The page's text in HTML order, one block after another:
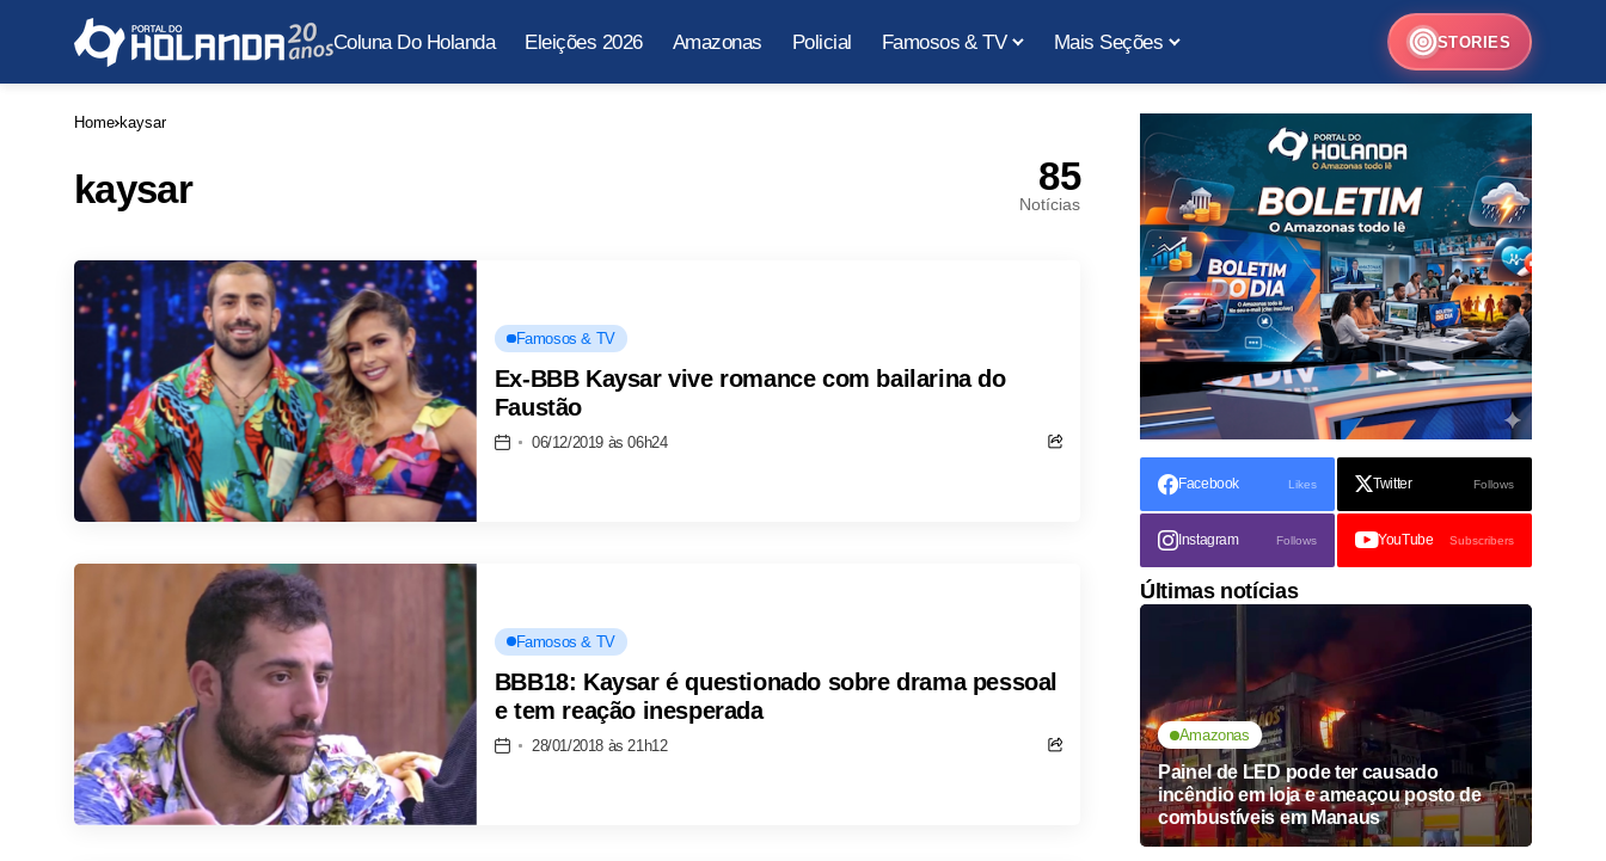
Coluna Do Holanda Eleições 2026 Amazonas Policial Famosos & TV Mais Seções STORIES
Home kaysar
kaysar 85
Notícias
Famosos & TV
Ex-BBB Kaysar vive romance com bailarina do
Faustão
06/12/2019 às 06h24
Famosos & TV
BBB18: Kaysar é questionado sobre drama pessoal
e tem reação inesperada
28/01/2018 às 21h12
Facebook Likes Twitter Follows
Instagram Follows YouTube Subscribers
Últimas notícias
Amazonas
Painel de LED pode ter causado
incêndio em loja e ameaçou posto de
combustíveis em Manaus